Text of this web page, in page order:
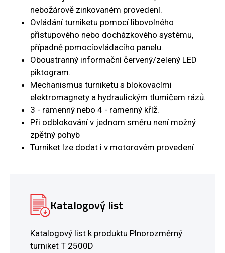
nebožárově zinkovaném provedení.
Ovládání turniketu pomocí libovolného
přístupového nebo docházkového systému,
případně pomocíovládacího panelu.
Oboustranný informační červený/zelený LED
piktogram.
Mechanismus turniketu s blokovacími
elektromagnety a hydraulickým tlumičem rázů.
3 - ramenný nebo 4 - ramenný kříž.
Při odblokování v jednom směru není možný
zpětný pohyb
Turniket lze dodat i v motorovém provedení
Katalogový list
Katalogový list k produktu Plnorozměrný
turniket T 2500D